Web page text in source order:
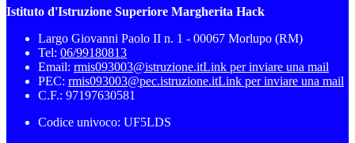
Istituto d'Istruzione Superiore Margherita Hack
Largo Giovanni Paolo II n. 1 - 00067 Morlupo (RM)
Tel: 06/99180813
Email: rmis093003@istruzione.itLink per inviare una mail
PEC: rmis093003@pec.istruzione.itLink per inviare una mail
C.F.: 97197630581
Codice univoco: UF5LDS